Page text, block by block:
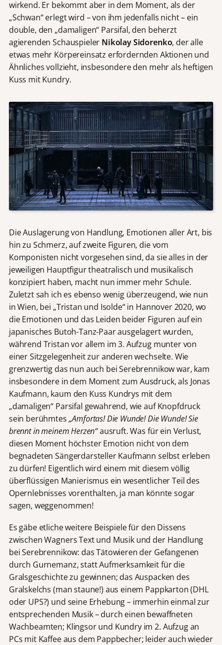
wirkend. Er bekommt aber in dem Moment, als der
„Schwan“ erlegt wird – von ihm jedenfalls nicht – ein
double, den „damaligen“ Parsifal, den beherzt
agierenden Schauspieler Nikolay Sidorenko, der alle
etwas mehr Körpereinsatz erfordernden Aktionen und
Ähnliches vollzieht, insbesondere den mehr als heftigen
Kuss mit Kundry.
Die Auslagerung von Handlung, Emotionen aller Art, bis
hin zu Schmerz, auf zweite Figuren, die vom
Komponisten nicht vorgesehen sind, da sie alles in der
jeweiligen Hauptfigur theatralisch und musikalisch
konzipiert haben, macht nun immer mehr Schule.
Zuletzt sah ich es ebenso wenig überzeugend, wie nun
in Wien, bei „Tristan und Isolde“ in Hannover 2020, wo
die Emotionen und das Leiden beider Figuren auf ein
japanisches Butoh-Tanz-Paar ausgelagert wurden,
während Tristan vor allem im 3. Aufzug munter von
einer Sitzgelegenheit zur anderen wechselte. Wie
grenzwertig das nun auch bei Serebrennikow war, kam
insbesondere in dem Moment zum Ausdruck, als Jonas
Kaufmann, kaum den Kuss Kundrys mit dem
„damaligen“ Parsifal gewahrend, wie auf Knopfdruck
sein berühmtes „Amfortas! Die Wunde! Die Wunde! Sie
brennt in meinem Herzen“ausruft. Was für ein Verlust,
diesen Moment höchster Emotion nicht von dem
begnadeten Sängerdarsteller Kaufmann selbst erleben
zu dürfen! Eigentlich wird einem mit diesem völlig
überflüssigen Manierismus ein wesentlicher Teil des
Opernlebnisses vorenthalten, ja man könnte sogar
sagen, weggenommen!
Es gäbe etliche weitere Beispiele für den Dissens
zwischen Wagners Text und Musik und der Handlung
bei Serebrennikow: das Tätowieren der Gefangenen
durch Gurnemanz, statt Aufmerksamkeit für die
Gralsgeschichte zu gewinnen; das Auspacken des
Gralskelchs (man staune!) aus einem Pappkarton (DHL
oder UPS?) und seine Erhebung – immerhin einmal zur
entsprechenden Musik – durch einen bewaffneten
Wachbeamten; Klingsor und Kundry im 2. Aufzug an
PCs mit Kaffee aus dem Pappbecher; leider auch wieder